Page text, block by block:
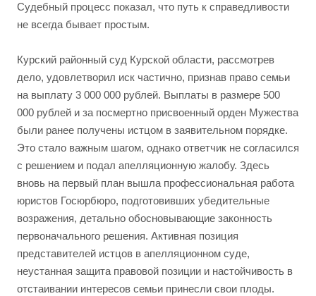
Судебный процесс показал, что путь к справедливости
не всегда бывает простым.
Курский районный суд Курской области, рассмотрев
дело, удовлетворил иск частично, признав право семьи
на выплату 3 000 000 рублей. Выплаты в размере 500
000 рублей и за посмертно присвоенный орден Мужества
были ранее получены истцом в заявительном порядке.
Это стало важным шагом, однако ответчик не согласился
с решением и подал апелляционную жалобу. Здесь
вновь на первый план вышла профессиональная работа
юристов Госюрбюро, подготовивших убедительные
возражения, детально обосновывающие законность
первоначального решения. Активная позиция
представителей истцов в апелляционном суде,
неустанная защита правовой позиции и настойчивость в
отстаивании интересов семьи принесли свои плоды.